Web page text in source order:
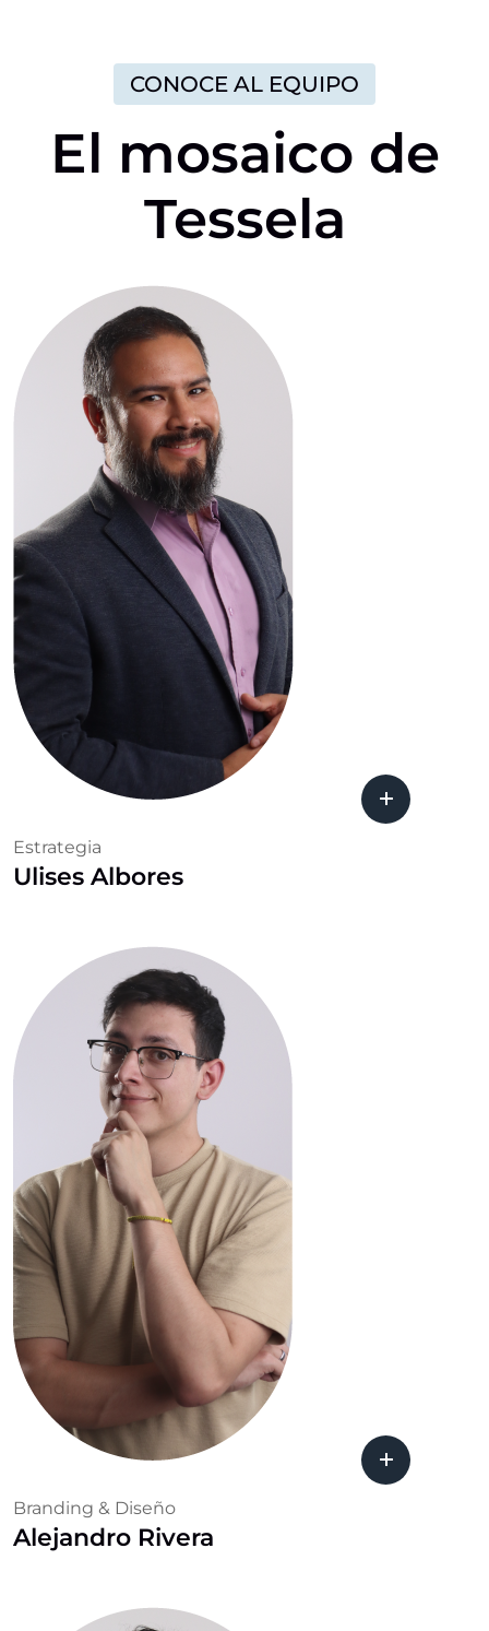
CONOCE AL EQUIPO
El mosaico de
Tessela
Estrategia
Ulises Albores
Branding & Diseño
Alejandro Rivera